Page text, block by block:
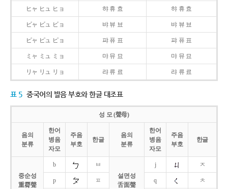
ヒャ ヒュ ヒョ 햐 휴 효 햐 휴 효
ビャ ビュ ビョ 뱌 뷰 뵤 뱌 뷰 뵤
ピャ ピュ ピョ 퍄 퓨 표 퍄 퓨 표
ミャ ミュ ミョ 먀 뮤 묘 먀 뮤 묘
リャ リュ リョ 랴 류 료 랴 류 료
표 5 중국어의 발음 부호와 한글 대조표
성 모 (聲母)
음의
분류
한어
병음
자모
주음
부호
한글
음의
분류
한어
병음
자모
주음
부호
한글
중순성
重脣聲
b
ㅂ
설면성
舌面聲
j ㅈ
p ㅍ q ㅊ